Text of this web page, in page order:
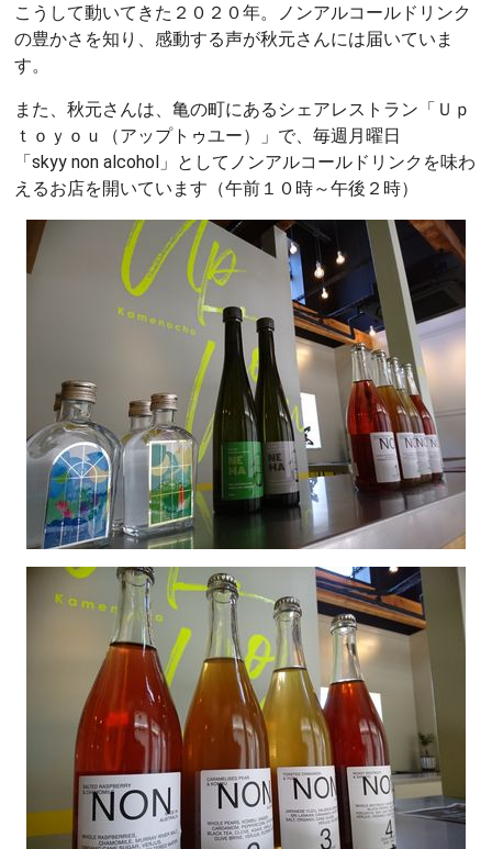
こうして動いてきた２０２０年。ノンアルコールドリンク
の豊かさを知り、感動する声が秋元さんには届いていま
す。
また、秋元さんは、亀の町にあるシェアレストラン「Ｕｐ
ｔｏｙｏｕ（アップトゥユー）」で、毎週月曜日
「skyy non alcohol」としてノンアルコールドリンクを味わ
えるお店を開いています（午前１０時～午後２時）